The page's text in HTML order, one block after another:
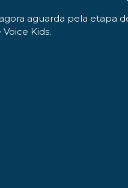
aguarda pela etapa
Kids.